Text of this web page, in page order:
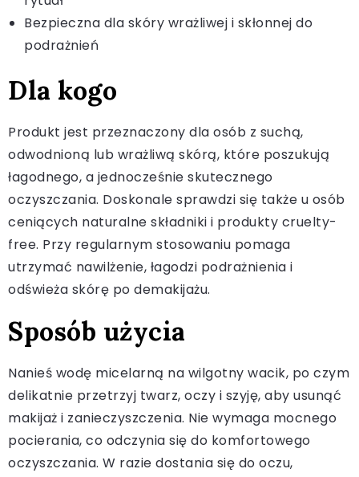
Bezpieczna dla skóry wrażliwej i skłonnej do
podrażnień
Dla kogo
Produkt jest przeznaczony dla osób z suchą,
odwodnioną lub wrażliwą skórą, które poszukują
łagodnego, a jednocześnie skutecznego
oczyszczania. Doskonale sprawdzi się także u osób
ceniących naturalne składniki i produkty cruelty-
free. Przy regularnym stosowaniu pomaga
utrzymać nawilżenie, łagodzi podrażnienia i
odświeża skórę po demakijażu.
Sposób użycia
Nanieś wodę micelarną na wilgotny wacik, po czym
delikatnie przetrzyj twarz, oczy i szyję, aby usunąć
makijaż i zanieczyszczenia. Nie wymaga mocnego
pocierania, co odczynia się do komfortowego
oczyszczania. W razie dostania się do oczu,